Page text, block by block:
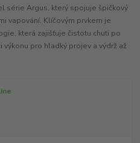
série Argus, který spojuje špičkový
vapování. Klíčovým prvkem je
která zajišťuje čistotu chuti po
pro hladký projev a výdrž až